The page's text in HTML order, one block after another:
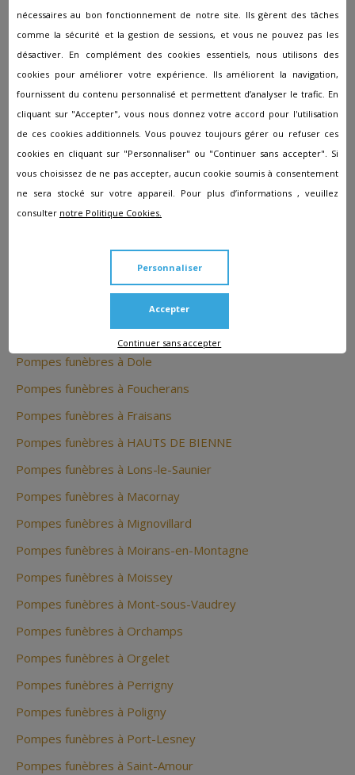
surmonter ce deuil. Nous définirons ensemble votre
besoin pour vous donner la possibilité de recevoir
plusieurs devis 100% gratuits et personnalisés.
Les autres agences à proximité
de Tavaux
Pompes funèbres à Arbois
Pompes funèbres à Bletterans
Pompes funèbres à Champagnole
Pompes funèbres à Chaussin
Pompes funèbres à Dole
Pompes funèbres à Foucherans
Pompes funèbres à Fraisans
Pompes funèbres à HAUTS DE BIENNE
Pompes funèbres à Lons-le-Saunier
Pompes funèbres à Macornay
Pompes funèbres à Mignovillard
Pompes funèbres à Moirans-en-Montagne
Pompes funèbres à Moissey
Pompes funèbres à Mont-sous-Vaudrey
Pompes funèbres à Orchamps
Pompes funèbres à Orgelet
Pompes funèbres à Perrigny
Pompes funèbres à Poligny
Pompes funèbres à Port-Lesney
Pompes funèbres à Saint-Amour
nécessaires au bon fonctionnement de notre site. Ils gèrent des tâches
comme la sécurité et la gestion de sessions, et vous ne pouvez pas les
désactiver. En complément des cookies essentiels, nous utilisons des
cookies pour améliorer votre expérience. Ils améliorent la navigation,
fournissent du contenu personnalisé et permettent d’analyser le trafic. En
cliquant sur "Accepter", vous nous donnez votre accord pour l'utilisation
de ces cookies additionnels. Vous pouvez toujours gérer ou refuser ces
cookies en cliquant sur "Personnaliser" ou "Continuer sans accepter". Si
vous choisissez de ne pas accepter, aucun cookie soumis à consentement
ne sera stocké sur votre appareil. Pour plus d’informations , veuillez
consulter notre Politique Cookies.
Continuer sans accepter
Personnaliser
Accepter